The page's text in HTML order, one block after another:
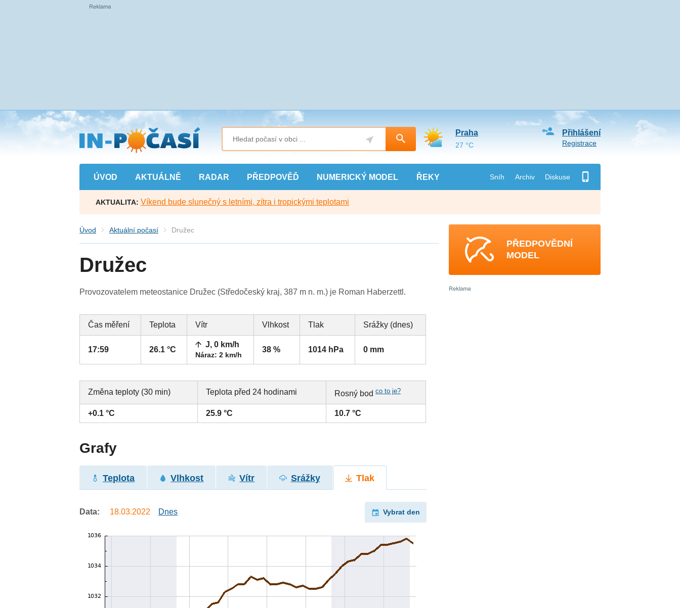
Přejít
na
hlavní
obsah
ÚVOD AKTUÁLNĚ RADAR PŘEDPOVĚĎ NUMERICKÝ MODEL ŘEKY Sníh Archiv Diskuse
Přihlášení
Registrace
Praha
27 °C
AKTUALITA: Víkend bude slunečný s letními, zítra i tropickými teplotami
Úvod Aktuální počasí Družec
Družec
Provozovatelem meteostanice Družec (Středočeský kraj, 387 m n. m.) je Roman Haberzettl.
Čas měření Teplota Vítr Vlhkost Tlak Srážky (dnes)
17:59 26.1 °C
J, 0 km/h
Náraz: 2 km/h
38 % 1014 hPa 0 mm
Změna teploty (30 min) Teplota před 24 hodinami Rosný bodco to je?
+0.1 °C 25.9 °C 10.7 °C
Grafy
Teplota Vlhkost Vítr Srážky Tlak
Data: 18.03.2022 Dnes Vybrat den
PŘEDPOVĚDNÍ
MODEL